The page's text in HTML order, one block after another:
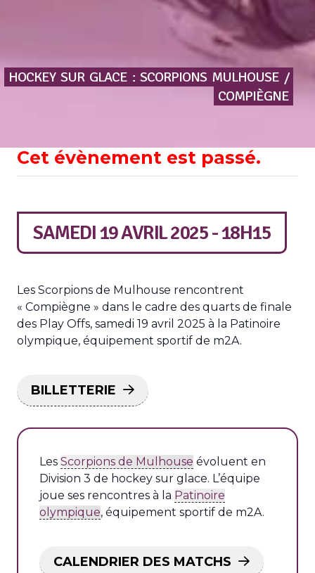
HOCKEY SUR GLACE : SCORPIONS MULHOUSE /
COMPIÈGNE
Cet évènement est passé.
SAMEDI 19 AVRIL 2025 - 18H15
Les Scorpions de Mulhouse rencontrent
« Compiègne » dans le cadre des quarts de finale
des Play Offs, samedi 19 avril 2025 à la Patinoire
olympique, équipement sportif de m2A.
BILLETTERIE
Les Scorpions de Mulhouse évoluent en
Division 3 de hockey sur glace. L’équipe
joue ses rencontres à la Patinoire
olympique, équipement sportif de m2A.
CALENDRIER DES MATCHS